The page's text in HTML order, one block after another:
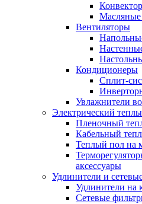
Масляные
Вентиляторы
Кондиционеры
Сплит-
Увлажнители
Электрический
Пленочный
Кабельный
Теплый пол на
аксессуары
Удлинители и
Удлинители на
Сетевые